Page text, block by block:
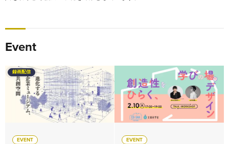
Event
録画配信
EVENT EVENT